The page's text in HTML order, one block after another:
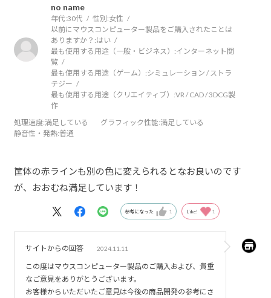
no name
年代:30代 性別:女性
以前にマウスコンピューター製品をご購入されたことは
ありますか？:はい
最も使用する用途（一般・ビジネス）:インターネット閲
覧
最も使用する用途（ゲーム）:シミュレーション / ストラ
テジー
最も使用する用途（クリエイティブ）:VR / CAD / 3DCG製
作
処理速度:満足している グラフィック性能:満足している
静音性・発熱:普通
筐体の赤ラインも別の色に変えられるとなお良いのです
が、おおむね満足しています！
参考になった 1 Like! 1
サイトからの回答 2024.11.11
この度はマウスコンピューター製品のご購入および、貴重
なご意見をありがとうございます。
お客様からいただいたご意見は今後の商品開発の参考にさ